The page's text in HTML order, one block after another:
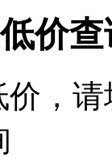
价查
价 ，